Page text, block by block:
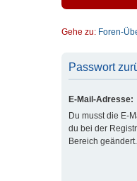
Gehe zu: Foren-
Passwort
E-Mail-Adresse:
Du musst die E-
du bei der
Bereich geändert.